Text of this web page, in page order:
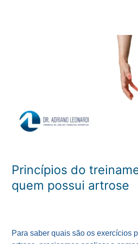
Princípios do
quem possui artrose
Para saber quais são os exercícios